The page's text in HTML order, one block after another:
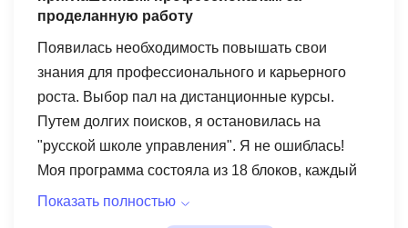
проделанную работу
Появилась необходимость повышать свои
знания для профессионального и карьерного
роста. Выбор пал на дистанционные курсы.
Путем долгих поисков, я остановилась на
"русской школе управления". Я не ошиблась!
Моя программа состояла из 18 блоков, каждый
из которых был перенасыщен знаниями,
Показать полностью